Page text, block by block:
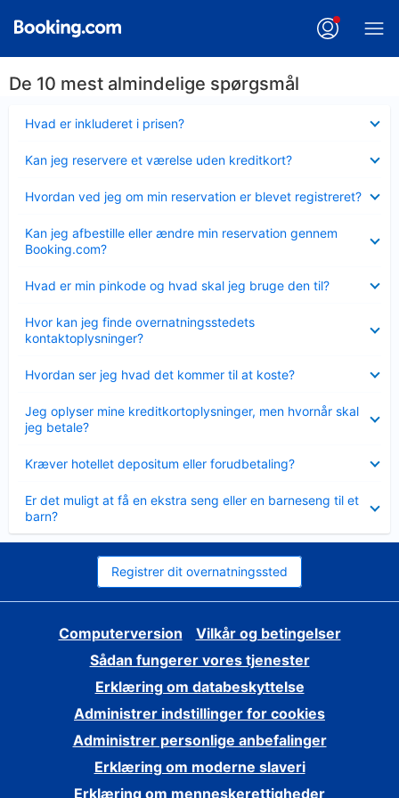
De 10 mest almindelige spørgsmål
Hvad er inkluderet i prisen?
Kan jeg reservere et værelse uden kreditkort?
Hvordan ved jeg om min reservation er blevet registreret?
Kan jeg afbestille eller ændre min reservation gennem
Booking.com?
Hvad er min pinkode og hvad skal jeg bruge den til?
Hvor kan jeg finde overnatningsstedets
kontaktoplysninger?
Hvordan ser jeg hvad det kommer til at koste?
Jeg oplyser mine kreditkortoplysninger, men hvornår skal
jeg betale?
Kræver hotellet depositum eller forudbetaling?
Er det muligt at få en ekstra seng eller en barneseng til et
barn?
Registrer dit overnatningssted
Computerversion
Vilkår og betingelser
Sådan fungerer vores tjenester
Erklæring om databeskyttelse
Administrer indstillinger for cookies
Administrer personlige anbefalinger
Erklæring om moderne slaveri
Erklæring om menneskerettigheder